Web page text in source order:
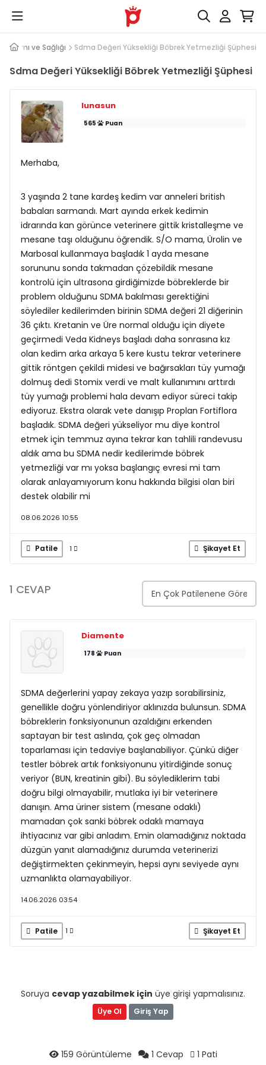
Bakımı ve Sağlığı Sdma Değeri Yüksekliği Böbrek Yetmezliği Şüphesi
Sdma Değeri Yüksekliği Böbrek Yetmezliği Şüphesi
lunasun
565 Puan
Merhaba,
3 yaşında 2 tane kardeş kedim var anneleri british
babaları sarmandı. Mart ayında erkek kedimin
idrarında kan görünce veterinere gittik kristalleşme ve
mesane taşı olduğunu öğrendik. S/O mama, Ürolin ve
Marbosal kullanmaya başladık 1 ayda mesane
sorununu sonda takmadan çözebildik mesane
kontrolü için ultrasona girdiğimizde böbreklerde bir
problem olduğunu SDMA bakılması gerektiğini
söylediler kedilerimden birinin SDMA değeri 21 diğerinin
36 çıktı. Kretanin ve Üre normal olduğu için diyete
geçirmedi Veda Kidneys başladı daha sonrasına kız
olan kedim arka arkaya 5 kere kustu tekrar veterinere
gittik röntgen çekildi midesi ve bağırsakları tüy yumağı
dolmuş dedi Stomix verdi ve malt kullanımını arttırdı
tüy yumağı problemi hala devam ediyor süreci takip
ediyoruz. Ekstra olarak vete danışıp Proplan Fortiflora
başladık. SDMA değeri yükseliyor mu diye kontrol
etmek için temmuz ayına tekrar kan tahlili randevusu
aldık ama bu SDMA nedir kedilerimde böbrek
yetmezliği var mı yoksa başlangıç evresi mi tam
olarak anlayamıyorum konu hakkında bilgisi olan biri
destek olabilir mi
08.06.2026 10:55
Patile 1 Şikayet Et
1 CEVAP
Diamente
178 Puan
SDMA değerlerini yapay zekaya yazıp sorabilirsiniz,
genellikle doğru yönlendiriyor aklınızda bulunsun. SDMA
böbreklerin fonksiyonunun azaldığını erkenden
saptayan bir test aslında, çok geç olmadan
toparlaması için tedaviye başlanabiliyor. Çünkü diğer
testler böbrek artık fonksiyonunu yitirdiğinde sonuç
veriyor (BUN, kreatinin gibi). Bu söylediklerim tabi
doğru bilgi olmayabilir, mutlaka iyi bir veterinere
danışın. Ama üriner sistem (mesane odaklı)
mamadan çok sanki böbrek odaklı mamaya
ihtiyacınız var gibi anladım. Emin olamadığınız noktada
düzgün yanıt alamadığınız durumda veterinerizi
değiştirmekten çekinmeyin, hepsi aynı seviyede aynı
uzmanlıkta olamayabiliyor.
14.06.2026 03:54
Patile 1 Şikayet Et
Soruya cevap yazabilmek için üye girişi yapmalısınız.
Üye Ol Giriş Yap
159 Görüntüleme 1 Cevap 1 Pati